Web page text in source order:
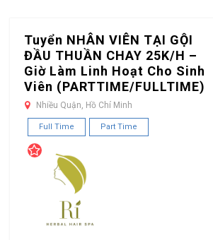
Tuyển NHÂN VIÊN TẠI GỘI
ĐẦU THUẦN CHAY 25K/H –
Giờ Làm Linh Hoạt Cho Sinh
Viên (PARTTIME/FULLTIME)
Nhiều Quận, Hồ Chí Minh
Full Time Part Time